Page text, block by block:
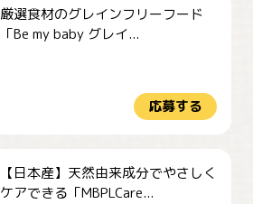
厳選食材のグレインフリーフード
「Be my baby グレイ...
応募する
【日本産】天然由来成分でやさしく
ケアできる「MBPLCare...